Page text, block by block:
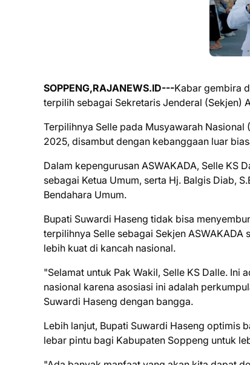
SOPPENG,RAJANEWS.ID---Kabar gembira
terpilih sebagai Sekretaris Jenderal (Sekjen)
Terpilihnya Selle pada Musyawarah Nasional
2025, disambut dengan kebanggaan luar
Dalam kepengurusan ASWAKADA, Selle KS
sebagai Ketua Umum, serta Hj. Balgis Diab,
Bendahara Umum.
Bupati Suwardi Haseng tidak bisa
terpilihnya Selle sebagai Sekjen
lebih kuat di kancah nasional.
"Selamat untuk Pak Wakil, Selle KS Dalle.
nasional karena asosiasi ini adalah
Suwardi Haseng dengan bangga.
Lebih lanjut, Bupati Suwardi Haseng optimis
lebar pintu bagi Kabupaten Soppeng untuk